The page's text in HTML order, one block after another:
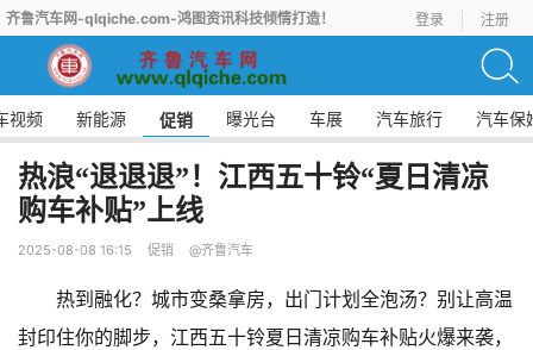
齐鲁汽车网-qlqiche.com-鸿图资讯科技倾情打造！ 登录 注册
视频 新能源 促销 曝光台 车展 汽车旅行 汽车保
热浪“退退退”！江西五十铃“夏日清凉
购车补贴”上线
2025-08-08 16:15 促销 @齐鲁汽车
热到融化？城市变桑拿房，出门计划全泡汤？别让高温
封印住你的脚步，江西五十铃夏日清凉购车补贴火爆来袭，